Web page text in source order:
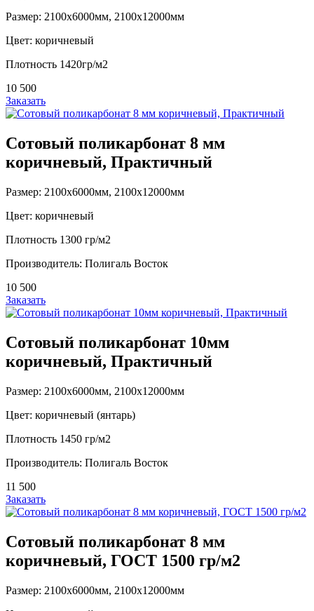
Размер: 2100х6000мм, 2100х12000мм
Цвет: коричневый
Плотность 1420гр/м2
10 500
Заказать
Сотовый поликарбонат 8 мм
коричневый, Практичный
Размер: 2100х6000мм, 2100х12000мм
Цвет: коричневый
Плотность 1300 гр/м2
Производитель: Полигаль Восток
10 500
Заказать
Сотовый поликарбонат 10мм
коричневый, Практичный
Размер: 2100х6000мм, 2100х12000мм
Цвет: коричневый (янтарь)
Плотность 1450 гр/м2
Производитель: Полигаль Восток
11 500
Заказать
Сотовый поликарбонат 8 мм
коричневый, ГОСТ 1500 гр/м2
Размер: 2100х6000мм, 2100х12000мм